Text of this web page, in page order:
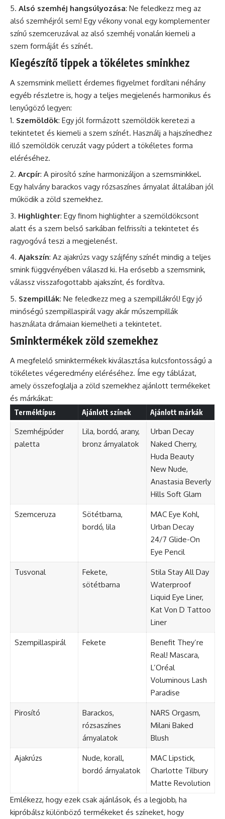
Alsó szemhéj hangsúlyozása: Ne feledkezz meg az
alsó szemhéjról sem! Egy vékony vonal egy komplementer
színű szemceruzával az alsó szemhéj vonalán kiemeli a
szem formáját és színét.
Kiegészítő tippek a tökéletes sminkhez
A szemsmink mellett érdemes figyelmet fordítani néhány
egyéb részletre is, hogy a teljes megjelenés harmonikus és
lenyűgöző legyen:
Szemöldök: Egy jól formázott szemöldök keretezi a
tekintetet és kiemeli a szem színét. Használj a hajszínedhez
illő szemöldök ceruzát vagy púdert a tökéletes forma
eléréséhez.
Arcpír: A pirosító színe harmonizáljon a szemsminkkel.
Egy halvány barackos vagy rózsaszínes árnyalat általában jól
működik a zöld szemekhez.
Highlighter: Egy finom highlighter a szemöldökcsont
alatt és a szem belső sarkában felfrissíti a tekintetet és
ragyogóvá teszi a megjelenést.
Ajakszín: Az ajakrúzs vagy szájfény színét mindig a teljes
smink függvényében válaszd ki. Ha erősebb a szemsmink,
válassz visszafogottabb ajakszínt, és fordítva.
Szempillák: Ne feledkezz meg a szempillákról! Egy jó
minőségű szempillaspirál vagy akár műszempillák
használata drámaian kiemelheti a tekintetet.
Sminktermékek zöld szemekhez
A megfelelő sminktermékek kiválasztása kulcsfontosságú a
tökéletes végeredmény eléréséhez. Íme egy táblázat,
amely összefoglalja a zöld szemekhez ajánlott termékeket
és márkákat:
Terméktípus Ajánlott színek Ajánlott márkák
Szemhéjpúder
paletta
Lila, bordó, arany,
bronz árnyalatok
Urban Decay
Naked Cherry,
Huda Beauty
New Nude,
Anastasia Beverly
Hills Soft Glam
Szemceruza
Sötétbarna,
bordó, lila
MAC Eye Kohl,
Urban Decay
24/7 Glide-On
Eye Pencil
Tusvonal
Fekete,
sötétbarna
Stila Stay All Day
Waterproof
Liquid Eye Liner,
Kat Von D Tattoo
Liner
Szempillaspirál Fekete
Benefit They’re
Real! Mascara,
L’Oréal
Voluminous Lash
Paradise
Pirosító
Barackos,
rózsaszínes
árnyalatok
NARS Orgasm,
Milani Baked
Blush
Ajakrúzs
Nude, korall,
bordó árnyalatok
MAC Lipstick,
Charlotte Tilbury
Matte Revolution
Emlékezz, hogy ezek csak ajánlások, és a legjobb, ha
kipróbálsz különböző termékeket és színeket, hogy